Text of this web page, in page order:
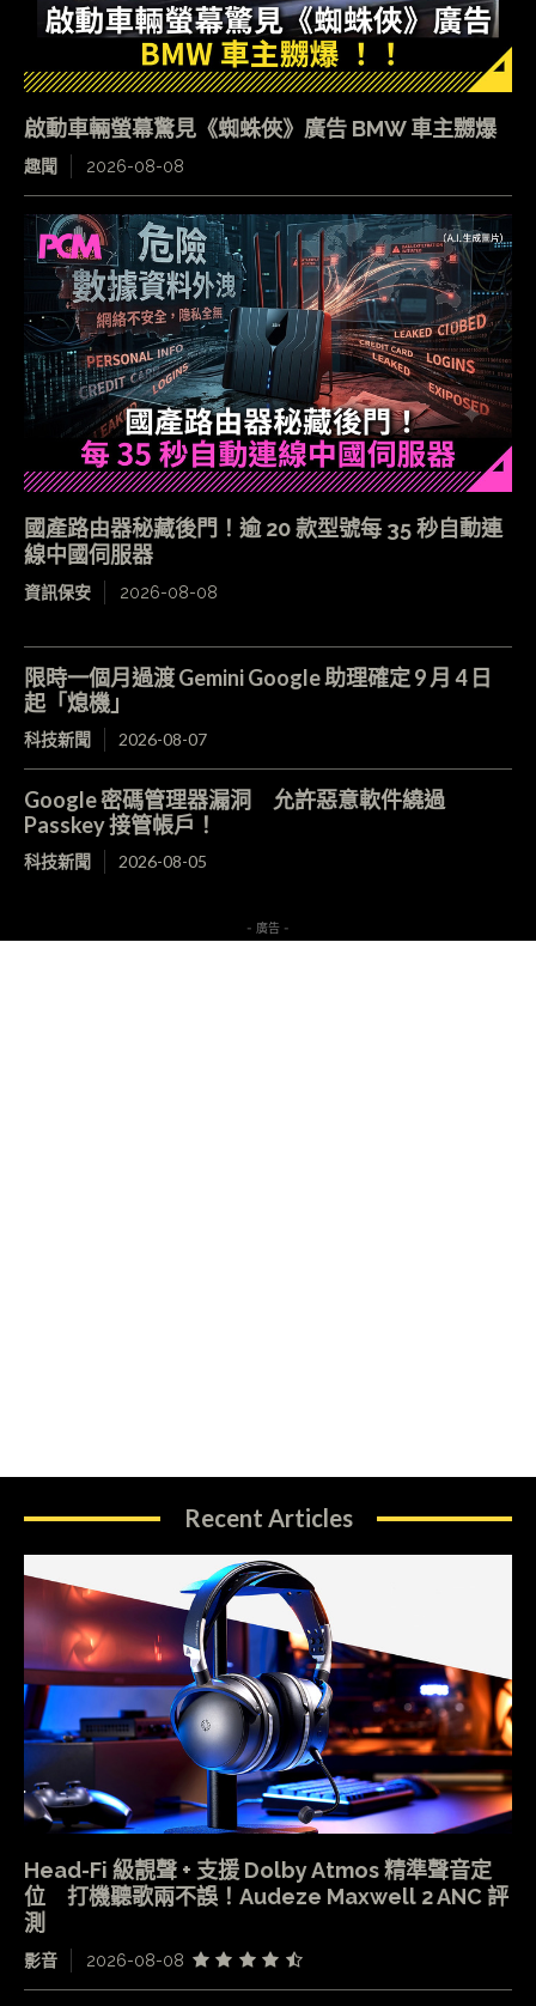
啟動車輛螢幕驚見《蜘蛛俠》廣告 BMW 車主嬲爆
趣聞 2026-08-08
國產路由器秘藏後門！逾 20 款型號每 35 秒自動連
線中國伺服器
資訊保安 2026-08-08
限時一個月過渡 Gemini Google 助理確定 9 月 4 日
起「熄機」
科技新聞 2026-08-07
Google 密碼管理器漏洞 允許惡意軟件繞過
Passkey 接管帳戶！
科技新聞 2026-08-05
- 廣告 -
Recent Articles
Head-Fi 級靚聲 + 支援 Dolby Atmos 精準聲音定
位 打機聽歌兩不誤！Audeze Maxwell 2 ANC 評
測
影音 2026-08-08